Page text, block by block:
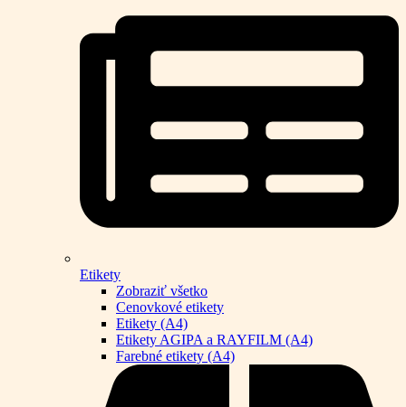
Etikety
Zobraziť všetko
Cenovkové etikety
Etikety (A4)
Etikety AGIPA a RAYFILM (A4)
Farebné etikety (A4)